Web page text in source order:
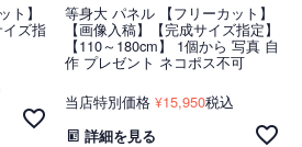
ト】
イズ指
等身大 パネル 【フリーカット】
【画像入稿】【完成サイズ指定】
【110～180cm】 1個から 写真 自
作 プレゼント ネコポス不可
当店特別価格 ¥15,950税込
詳細を見る